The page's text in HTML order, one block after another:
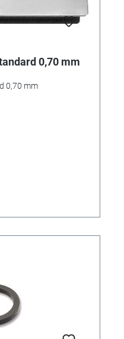
0,70 mm
0,70 mm